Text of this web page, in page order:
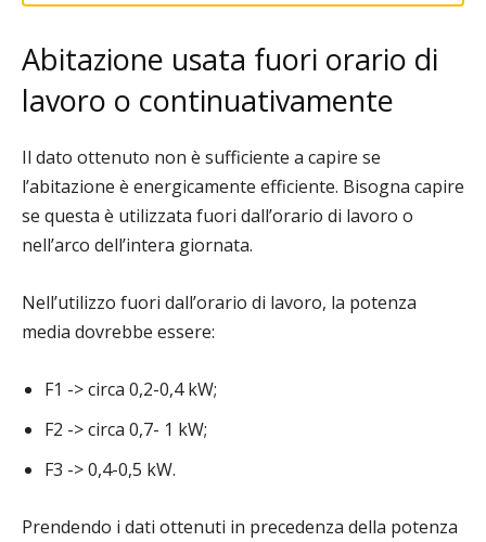
Abitazione usata fuori orario di
lavoro o continuativamente
Il dato ottenuto non è sufficiente a capire se
l’abitazione è energicamente efficiente. Bisogna capire
se questa è utilizzata fuori dall’orario di lavoro o
nell’arco dell’intera giornata.
Nell’utilizzo fuori dall’orario di lavoro, la potenza
media dovrebbe essere:
F1 -> circa 0,2-0,4 kW;
F2 -> circa 0,7- 1 kW;
F3 -> 0,4-0,5 kW.
Prendendo i dati ottenuti in precedenza della potenza